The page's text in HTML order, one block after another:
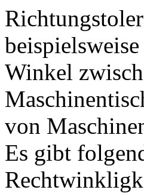
Winkel
von
Es gibt